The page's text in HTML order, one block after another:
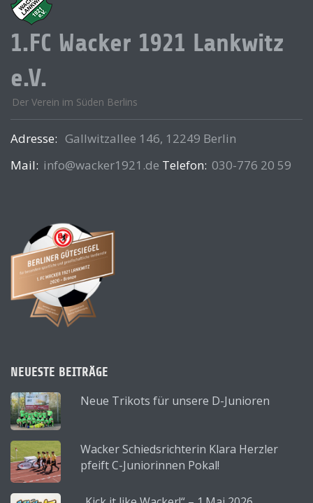
1.FC Wacker 1921 Lankwitz
e.V.
Der Verein im Süden Berlins
Adresse: Gallwitzallee 146, 12249 Berlin
Mail: info@wacker1921.de Telefon: 030-776 20 59
NEUESTE BEITRÄGE
Neue Trikots für unsere D-Junioren
Wacker Schiedsrichterin Klara Herzler
pfeift C-Juniorinnen Pokal!